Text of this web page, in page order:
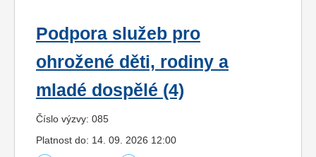
Podpora služeb pro
ohrožené děti, rodiny a
mladé dospělé (4)
Číslo výzvy: 085
Platnost do: 14. 09. 2026 12:00